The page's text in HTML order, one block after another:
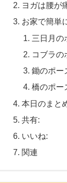
ヨガは腰が
お家で簡単
三日月の
コブラの
鋤のポー
橋のポー
本日のまと
共有:
いいね:
関連